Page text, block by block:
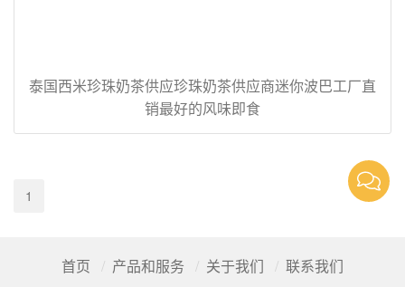
泰国西米珍珠奶茶供应珍珠奶茶供应商迷你波巴工厂直
销最好的风味即食
1
首页 产品和服务 关于我们 联系我们